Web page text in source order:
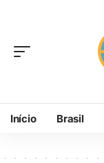
Início Brasil